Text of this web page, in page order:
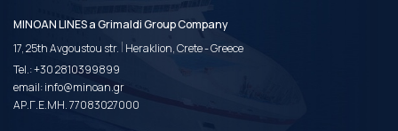
MINOAN LINES a Grimaldi Group Company
17, 25th Avgoustou str. | Heraklion, Crete - Greece
Tel.:+30 2810399899
email:info@minoan.gr
ΑΡ.Γ.Ε.ΜΗ. 77083027000